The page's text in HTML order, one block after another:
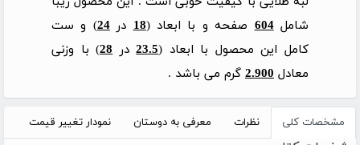
شامل604صفحه و با ابعاد (18در24) و ست
کامل این محصول با ابعاد (23.5در28) با وزنی
معادل 2.900 گرم می باشد .
مشخصات کلی نظرات معرفی به دوستان نمودار تغییر قیمت